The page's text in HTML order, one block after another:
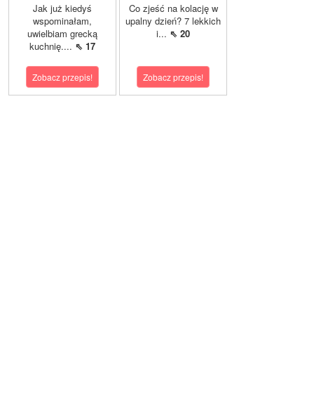
Jak już kiedyś
wspominałam,
uwielbiam grecką
kuchnię.... ⇖ 17
Zobacz przepis!
Co zjeść na kolację w
upalny dzień? 7 lekkich
i... ⇖ 20
Zobacz przepis!